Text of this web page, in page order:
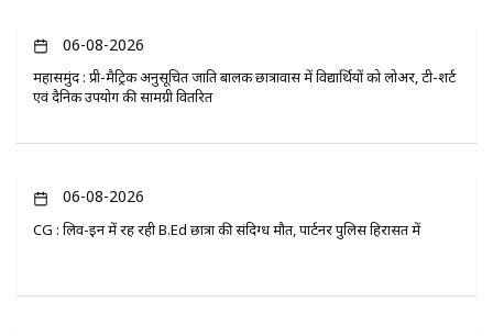
06-08-2026
महासमुंद : प्री-मैट्रिक अनुसूचित जाति बालक छात्रावास में विद्यार्थियों को लोअर, टी-शर्ट
एवं दैनिक उपयोग की सामग्री वितरित
06-08-2026
CG : लिव-इन में रह रही B.Ed छात्रा की संदिग्ध मौत, पार्टनर पुलिस हिरासत में